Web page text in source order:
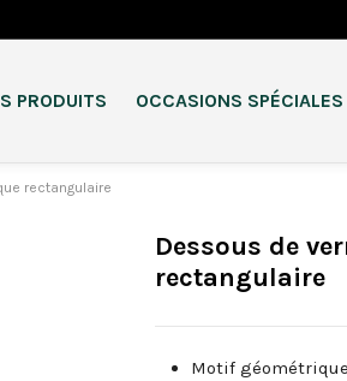
PRODUITS OCCASIONS SPÉCIALES
rectangulaire
Dessous de
rectangulaire
Motif